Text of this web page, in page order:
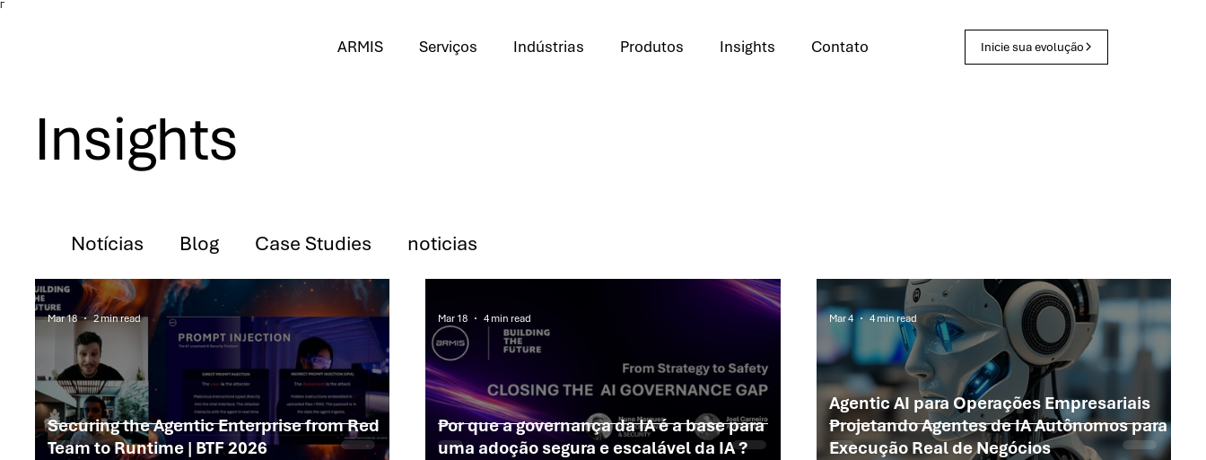
Γ
Inicie sua evolução
ARMIS Serviços Indústrias Produtos Insights Contato
Notícias Blog Case Studies noticias
Securing the Agentic Enterprise from Red
Team to Runtime | BTF 2026
Mar 18 2 min read
Por que a governança da IA é a base para
uma adoção segura e escalável da IA ?
Mar 18 4 min read
Agentic AI para Operações Empresariais
Projetando Agentes de IA Autônomos para
Execução Real de Negócios
Mar 4 4 min read
Insights